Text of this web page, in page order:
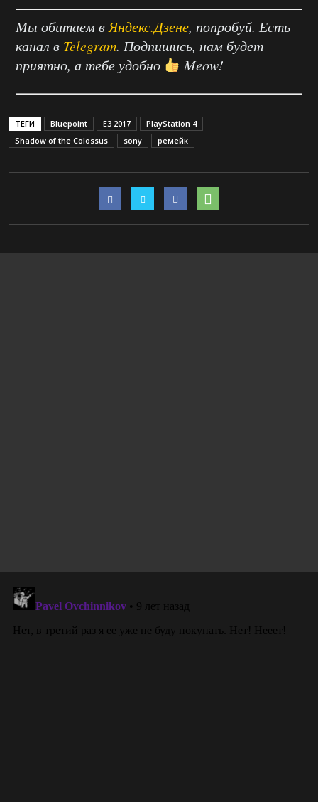
Мы обитаем вЯндекс.Дзене, попробуй. Есть
канал в Telegram. Подпишись, нам будет
приятно, а тебе удобно
Meow!
ТЕГИ Bluepoint E3 2017
PlayStation 4
Shadow of the Colossus
sony ремейк